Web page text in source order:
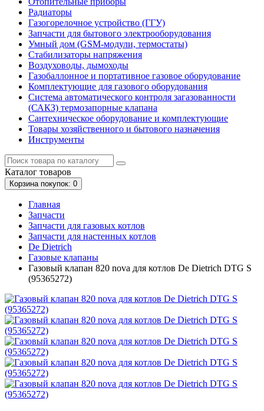
Радиаторы
Газогорелочное устройство (ГГУ)
Запчасти для бытового электрооборудования
Умный дом (GSM-модули, термостаты)
Cтабилизаторы напряжения
Воздуховоды, дымоходы
Газобаллонное и портативное газовое оборудование
Комплектующие для газового оборудования
Система автоматического контроля загазованности
(САКЗ) термозапорные клапана
Сантехническое оборудование и комплектующие
Товары хозяйственного и бытового назначения
Инструменты
Каталог товаров
Корзинапокупок: 0
Главная
Запчасти
Запчасти для газовых котлов
Запчасти для настенных котлов
De Dietrich
Газовые клапаны
Газовый клапан 820 nova для котлов De Dietrich DTG S
(95365272)